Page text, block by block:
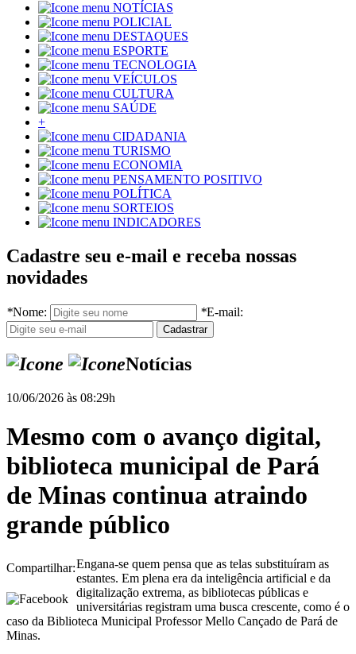
NOTÍCIAS
POLICIAL
DESTAQUES
ESPORTE
TECNOLOGIA
VEÍCULOS
CULTURA
SAÚDE
+
CIDADANIA
TURISMO
ECONOMIA
PENSAMENTO POSITIVO
POLÍTICA
SORTEIOS
INDICADORES
Cadastre seu e-mail e receba nossas
novidades
*Nome: *E-mail:
Notícias
10/06/2026 às 08:29h
Mesmo com o avanço digital,
biblioteca municipal de Pará
de Minas continua atraindo
grande público
Compartilhar:Engana-se quem pensa que as telas substituíram as
estantes. Em plena era da inteligência artificial e da
digitalização extrema, as bibliotecas públicas e
universitárias registram uma busca crescente, como é o
caso da Biblioteca Municipal Professor Mello Cançado de Pará de
Minas.